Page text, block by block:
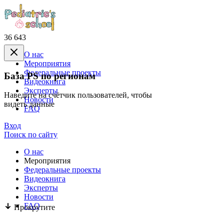
36 643
База PS по регионам
Наведите на счётчик пользователей, чтобы
видеть данные
Прокрутите
О нас
Mероприятия
Федеральные проекты
Видеокнига
Эксперты
Новости
FAQ
Вход
Поиск по сайту
О нас
Mероприятия
Федеральные проекты
Видеокнига
Эксперты
Новости
FAQ